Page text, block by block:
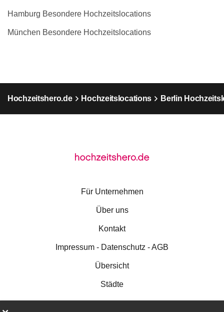
Hamburg Besondere Hochzeitslocations
München Besondere Hochzeitslocations
Hochzeitshero.de Hochzeitslocations Berlin
Für Unternehmen
Über uns
Kontakt
Impressum - Datenschutz - AGB
Übersicht
Städte